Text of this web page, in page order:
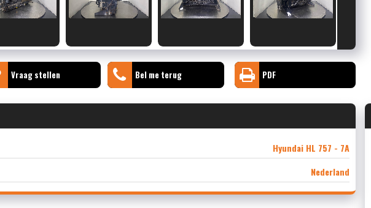
Vraag stellen Bel me terug PDF
Hyundai HL 757 - 7A
Nederland